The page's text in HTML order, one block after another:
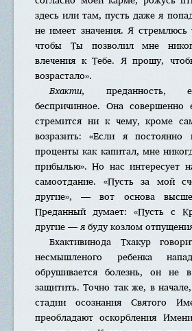
здесь или там, пусть даже я
не имеет значения. Я
чтобы Ты позволил мне
влечения к Тебе. Я прошу,
возрастало».
Бхакти, преданность,
беспричинное. Она совершенно
стремится ни к чему, кроме
возразить: «Если я постоянно
проценты как капитал, мне
прибылью». Но нас интересует
самоотдание. «Пусть за мой
другие», — вот основа
Преданный думает: «Пусть с
другие — я буду козлом
Бхактивинода Тхакур
несмышленого ребенка
обрушивается болезнь, он не
защитить. Точно так же, в
стадии осознания Святого
преобладают оскорбления